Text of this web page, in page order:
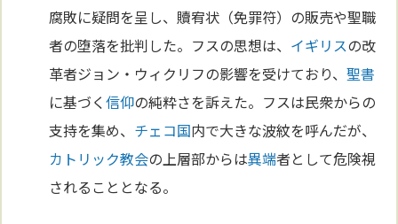
腐敗に疑問を呈し、贖宥状（免罪符）の販売や聖職
者の堕落を批判した。フスの思想は、 イギリスの改
革者ジョン・ウィクリフの影響を受けており、聖書
に基づく信仰の純粋さを訴えた。フスは民衆からの
支持を集め、 チェコ国内で大きな波紋を呼んだが、
カトリック教会の上層部からは異端者として危険視
されることとなる。